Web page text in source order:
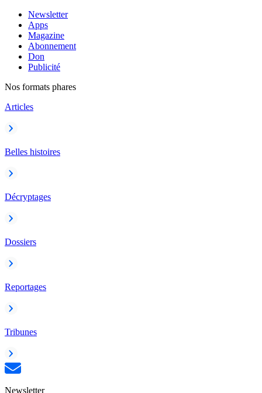
Newsletter
Apps
Magazine
Abonnement
Don
Publicité
Nos formats phares
Articles
Belles histoires
Décryptages
Dossiers
Reportages
Tribunes
Newsletter